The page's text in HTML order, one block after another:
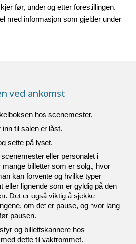
før, under og etter forestillingen.
med informasjon som gjelder under
ved ankomst
hos scenemester.
til salen er låst.
sette på lyset.
eller personalet i
mange billetter som er solgt, hvor
kan forvente og hvilke typer
eller lignende som er gyldig på den
Det er også viktig å sjekke
om det er pause, og hvor lang
pausen.
og billettskannere hos
dette til vaktrommet.